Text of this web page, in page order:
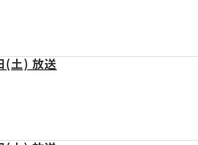
(土) 放送